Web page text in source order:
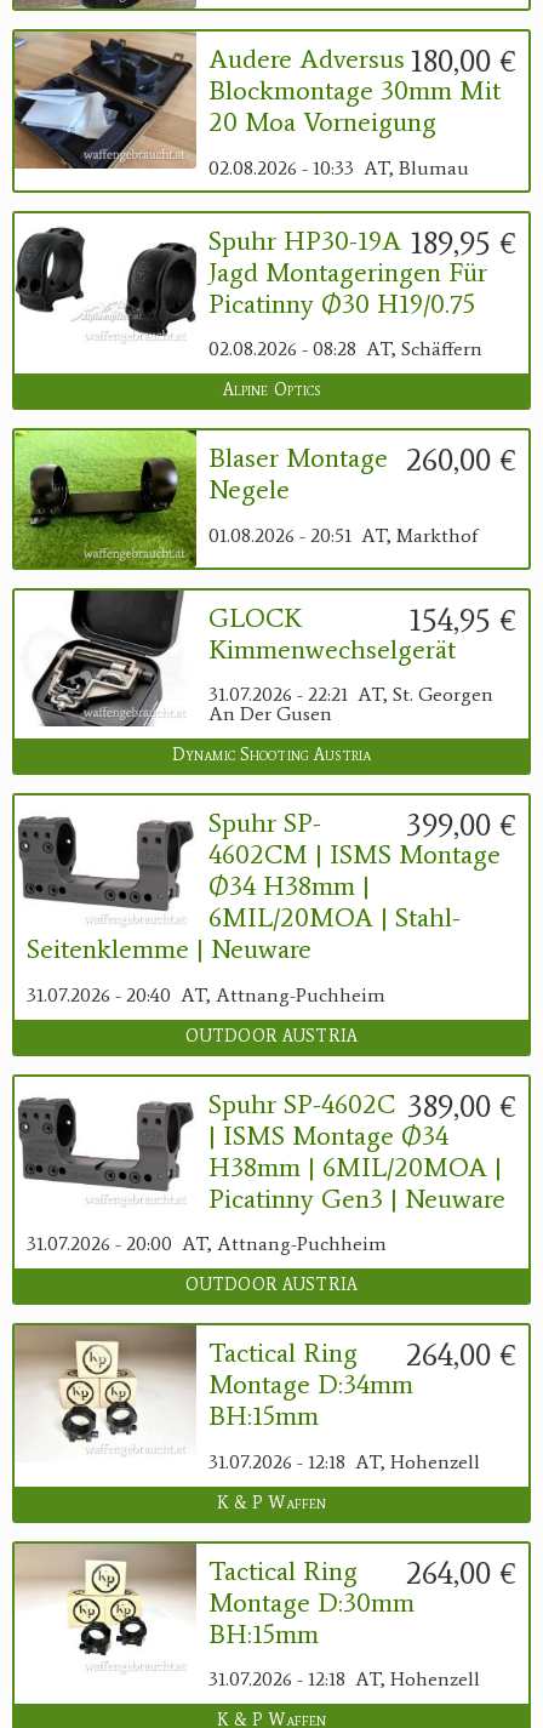
180,00 €
Audere Adversus
Blockmontage 30mm Mit
20 Moa Vorneigung
02.08.2026 - 10:33 AT, Blumau
189,95 €
Spuhr HP30-19A
Jagd Montageringen Für
Picatinny Ø30 H19/0.75
02.08.2026 - 08:28 AT, Schäffern
Alpine Optics
260,00 €
Blaser Montage
Negele
01.08.2026 - 20:51 AT, Markthof
154,95 €
GLOCK
Kimmenwechselgerät
31.07.2026 - 22:21 AT, St. Georgen
An Der Gusen
Dynamic Shooting Austria
399,00 €
Spuhr SP-
4602CM | ISMS Montage
Ø34 H38mm |
6MIL/20MOA | Stahl-
Seitenklemme | Neuware
31.07.2026 - 20:40 AT, Attnang-Puchheim
OUTDOOR AUSTRIA
389,00 €
Spuhr SP-4602C
| ISMS Montage Ø34
H38mm | 6MIL/20MOA |
Picatinny Gen3 | Neuware
31.07.2026 - 20:00 AT, Attnang-Puchheim
OUTDOOR AUSTRIA
264,00 €
Tactical Ring
Montage D:34mm
BH:15mm
31.07.2026 - 12:18 AT, Hohenzell
K & P Waffen
264,00 €
Tactical Ring
Montage D:30mm
BH:15mm
31.07.2026 - 12:18 AT, Hohenzell
K & P Waffen